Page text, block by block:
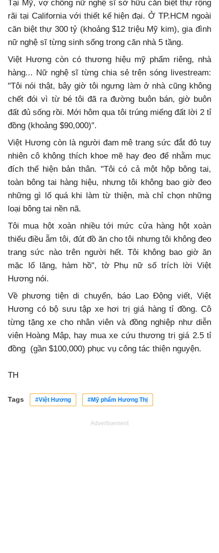
Tại Mỹ, vợ chồng nữ nghệ sĩ sở hữu căn biệt thự rộng
rãi tại California với thiết kế hiện đại. Ở TP.HCM ngoài
căn biệt thự 300 tỷ (khoảng $12 triệu Mỹ kim), gia đình
nữ nghệ sĩ từng sinh sống trong căn nhà 5 tầng.
Việt Hương còn có thương hiệu mỹ phẩm riêng, nhà
hàng... Nữ nghệ sĩ từng chia sẻ trên sóng livestream:
"Tôi nói thật, bây giờ tôi ngưng làm ở nhà cũng không
chết đói vì từ bé tôi đã ra đường buôn bán, giờ buôn
đất đủ sống rồi. Mới hôm qua tôi trúng miếng đất lời 2 tỉ
đồng (khoảng $90,000)".
Việt Hương còn là người đam mê trang sức đắt đỏ tuy
nhiên cô không thích khoe mẽ hay đeo để nhằm mục
đích thể hiện bản thân. "Tôi có cả một hộp bông tai,
toàn bông tai hàng hiệu, nhưng tôi không bao giờ đeo
những gì lố quá khi làm từ thiện, mà chỉ chọn những
loại bông tai nền nã.
Tôi mua hột xoàn nhiều tới mức cửa hàng hột xoàn
thiếu điều ẵm tôi, đút đồ ăn cho tôi nhưng tôi không đeo
trang sức nào trên người hết. Tôi không bao giờ ăn
mặc lố lăng, hàm hồ", tờ Phụ nữ số trích lời Việt
Hương nói.
Về phương tiện di chuyển, báo Lao Động viết, Việt
Hương có bộ sưu tập xe hơi trị giá hàng tỉ đồng. Cô
từng tặng xe cho nhân viên và đồng nghiệp như diễn
viên Hoàng Mập, hay mua xe cứu thương trị giá 2.5 tỉ
đồng (gần $100,000) phục vụ công tác thiện nguyện.
TH
Tags #Việt Hương #Mỹ phẩm Hương Thị
Advertisement